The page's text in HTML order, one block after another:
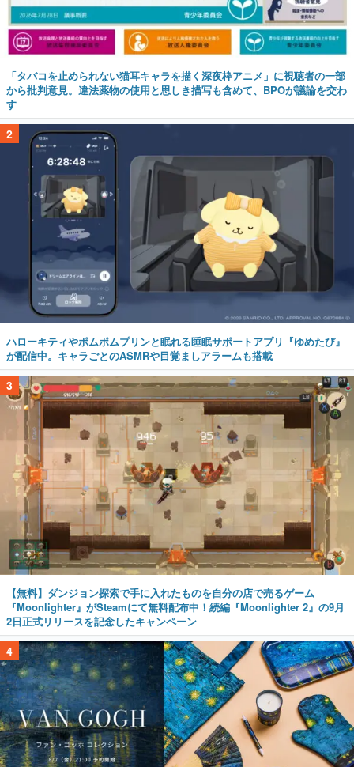
「タバコを止められない猫耳キャラを描く深夜枠アニメ」に視聴者の一部
から批判意見。違法薬物の使用と思しき描写も含めて、BPOが議論を交わ
す
2
ハローキティやポムポムプリンと眠れる睡眠サポートアプリ『ゆめたび』
が配信中。キャラごとのASMRや目覚ましアラームも搭載
3
【無料】ダンジョン探索で手に入れたものを自分の店で売るゲーム
『Moonlighter』がSteamにて無料配布中！続編『Moonlighter 2』の9月
2日正式リリースを記念したキャンペーン
4